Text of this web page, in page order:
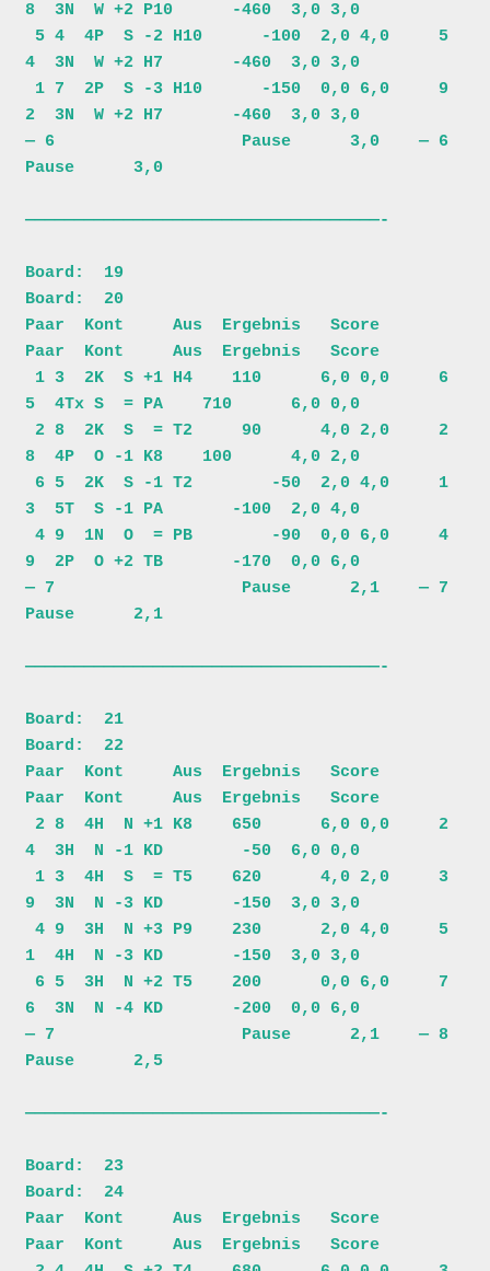
8  3N  W +2 P10      -460  3,0 3,0
4  3N  W +2 H7       -460  3,0 3,0
2  3N  W +2 H7       -460  3,0 3,0
— 6                   Pause      3,0    — 6
Pause      3,0
————————————————————————————————————-
Board:  19
Board:  20
Paar  Kont     Aus  Ergebnis   Score
Paar  Kont     Aus  Ergebnis   Score
5  4Tx S  = PA    710      6,0 0,0
8  4P  O -1 K8    100      4,0 2,0
3  5T  S -1 PA       -100  2,0 4,0
9  2P  O +2 TB       -170  0,0 6,0
— 7                   Pause      2,1    — 7
Pause      2,1
————————————————————————————————————-
Board:  21
Board:  22
Paar  Kont     Aus  Ergebnis   Score
Paar  Kont     Aus  Ergebnis   Score
4  3H  N -1 KD        -50  6,0 0,0
9  3N  N -3 KD       -150  3,0 3,0
1  4H  N -3 KD       -150  3,0 3,0
6  3N  N -4 KD       -200  0,0 6,0
— 7                   Pause      2,1    — 8
Pause      2,5
————————————————————————————————————-
Board:  23
Board:  24
Paar  Kont     Aus  Ergebnis   Score
Paar  Kont     Aus  Ergebnis   Score